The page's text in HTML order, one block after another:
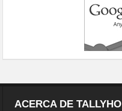
ACERCA DE TALLYHO